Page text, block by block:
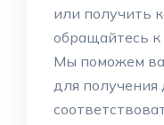
или получить
обращайтесь
Мы поможем
для получения